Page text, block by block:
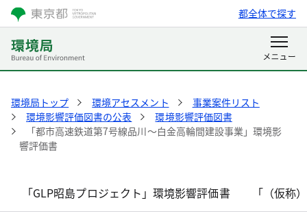
都全体で探す
環境局トップ 環境アセスメント
事業案件リスト
環境影響評価図書の公表
環境影響評価図書
「都市高速鉄道第7号線品川～白金高輪間建設事業」環境影
響評価書
「GLP昭島プロジェクト」環境影響評価書 「（仮称